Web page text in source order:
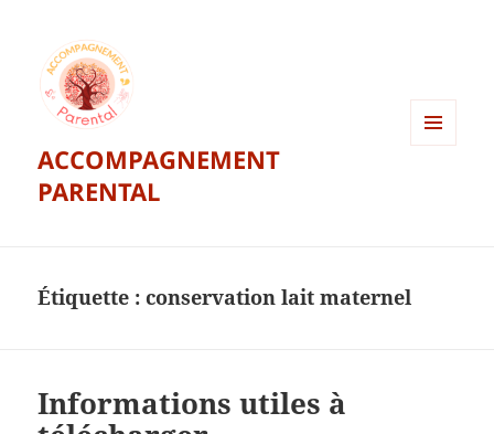
ACCOMPAGNEMENT
PARENTAL
Étiquette :conservation lait maternel
Informations utiles à